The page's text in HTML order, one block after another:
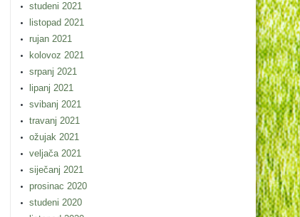
studeni 2021
listopad 2021
rujan 2021
kolovoz 2021
srpanj 2021
lipanj 2021
svibanj 2021
travanj 2021
ožujak 2021
veljača 2021
siječanj 2021
prosinac 2020
studeni 2020